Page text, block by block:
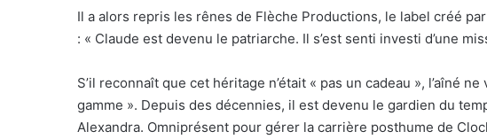
Il a alors repris les rênes de Flèche Productions, le label créé
: « Claude est devenu le patriarche. Il s’est senti investi d’une
S’il reconnaît que cet héritage n’était « pas un cadeau », l’aîné
gamme ». Depuis des décennies, il est devenu le gardien du
Alexandra. Omniprésent pour gérer la carrière posthume de